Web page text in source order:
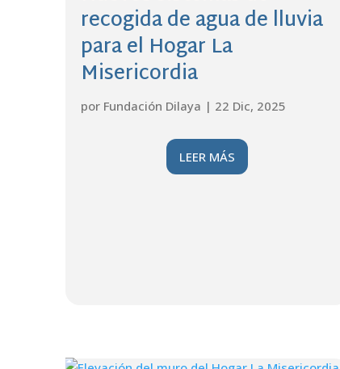
recogida de agua de lluvia
para el Hogar La
Misericordia
por Fundación Dilaya | 22 Dic, 2025
LEER MÁS